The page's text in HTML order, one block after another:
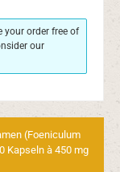
your order free of
our
(Foeniculum
Kapseln à 450 mg